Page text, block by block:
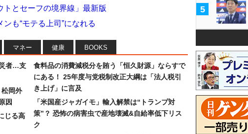
トとセーフの境界線」最新版
も“モテる上司”になれる
マネー 健康 BOOKS
災者…支
岡外
因
じる高
食料品の消費減税分を賄う「恒久財源」ならすで
にある！ 25年度与党税制改正大綱は「法人税引
き上げ」に言及
「米国産ジャガイモ」輸入解禁は“トランプ対
策”？ 恐怖の病害虫で産地壊滅&自給率低下リス
ク
5